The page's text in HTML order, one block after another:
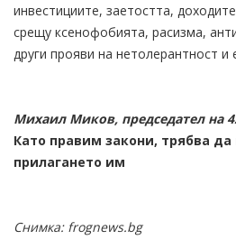
инвестициите, заетостта,
срещу ксенофобията, расизма,
други прояви на нетолерантност и
Михаил Миков, председател на
Като правим закони, трябва
прилагането им
Снимка: frognews.bg